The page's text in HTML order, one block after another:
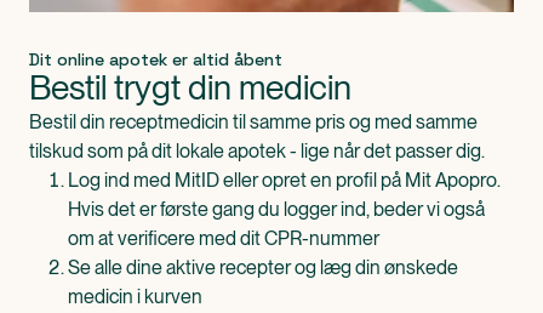
Dit online apotek er altid åbent
Bestil trygt din medicin
Bestil din receptmedicin til samme pris og med samme
tilskud som på dit lokale apotek - lige når det passer dig.
Log ind med MitID eller opret en profil på Mit Apopro.
Hvis det er første gang du logger ind, beder vi også
om at verificere med dit CPR-nummer
Se alle dine aktive recepter og læg din ønskede
medicin i kurven